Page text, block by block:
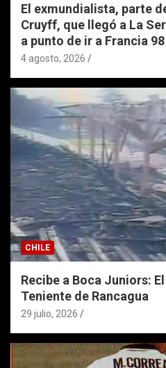
El exmundialista, parte
Cruyff, que llegó a La
a punto de ir a Francia 98
4 agosto, 2026
CHILE
Recibe a Boca Juniors:
Teniente de Rancagua
29 julio, 2026